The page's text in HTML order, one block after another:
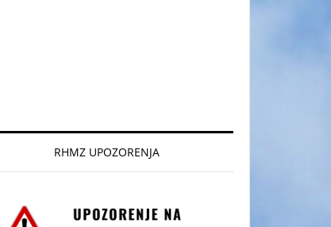
RHMZ UPOZORENJA